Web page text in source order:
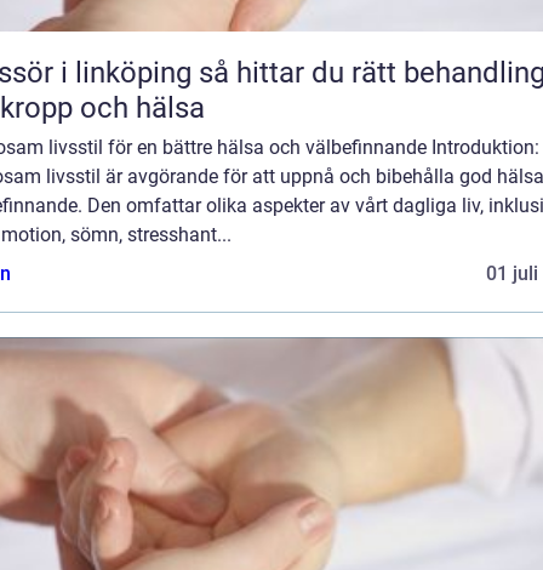
så hittar du rätt behandling
och hälsa
livsstil för en bättre hälsa och välbefinnande Introduktion:
livsstil är avgörande för att uppnå och bibehålla god
Den omfattar olika aspekter av vårt dagliga liv,
sömn, stresshant...
01 juli